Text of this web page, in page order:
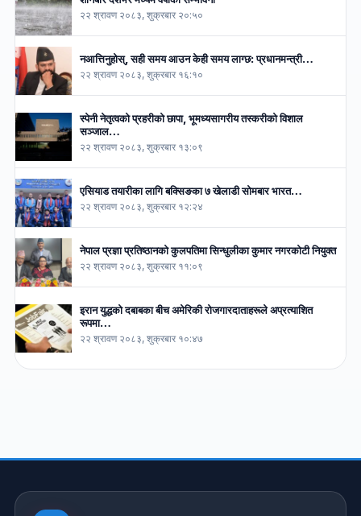
२२ श्रावण २०८३, शुक्रबार २०:५०
नआत्तिनुहोस्, सही समय आउन केही समय लाग्छ: प्रधानमन्त्री…
२२ श्रावण २०८३, शुक्रबार १६:१०
स्पेनी नेतृत्वको प्रहरीको छापा, भूमध्यसागरीय तस्करीको विशाल
सञ्जाल…
२२ श्रावण २०८३, शुक्रबार १३:०९
एसियाड तयारीका लागि बक्सिङका ७ खेलाडी सोमबार भारत…
२२ श्रावण २०८३, शुक्रबार १२:२४
नेपाल प्रज्ञा प्रतिष्ठानको कुलपतिमा सिन्धुलीका कुमार नगरकोटी नियुक्त
२२ श्रावण २०८३, शुक्रबार ११:०९
इरान युद्धको दबाबका बीच अमेरिकी रोजगारदाताहरूले अप्रत्याशित
रूपमा…
२२ श्रावण २०८३, शुक्रबार १०:४७